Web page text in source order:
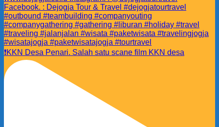
❗️KKN Desa Penari. Salah satu scane film KKN desa